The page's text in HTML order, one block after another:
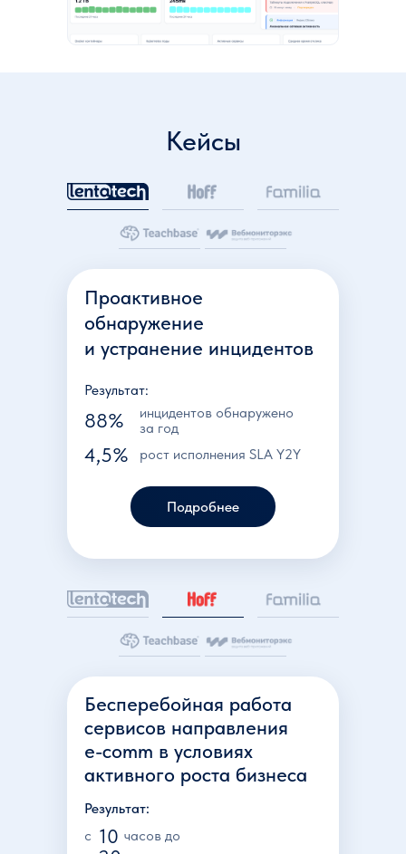
Кейсы
инцидентов обнаружено
за год
88%
рост исполнения SLA Y2Y
4,5%
Результат:
Проактивное
обнаружение
и устранение инцидентов
Подробнее
Бесперебойная работа
сервисов направления
e-comm в условиях
активного роста бизнеса
Результат:
часов до
10
c